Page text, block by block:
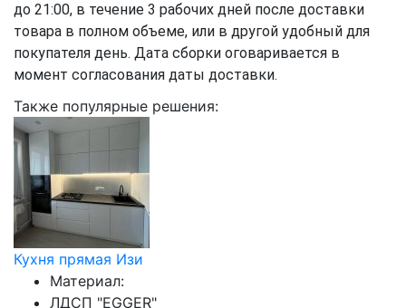
до 21:00, в течение 3 рабочих дней после доставки
товара в полном объеме, или в другой удобный для
покупателя день. Дата сборки оговаривается в
момент согласования даты доставки.
Также популярные решения:
Кухня прямая Изи
Материал:
ЛДСП "EGGER"